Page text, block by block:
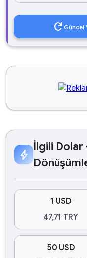
refresh Güncel
bolt
İlgili Dolar
1 USD
47,71 TRY
50 USD